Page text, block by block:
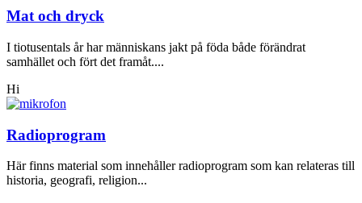
Mat och dryck
I tiotusentals år har människans jakt på föda både förändrat
samhället och fört det framåt....
Hi
Radioprogram
Här finns material som innehåller radioprogram som kan relateras till
historia, geografi, religion...